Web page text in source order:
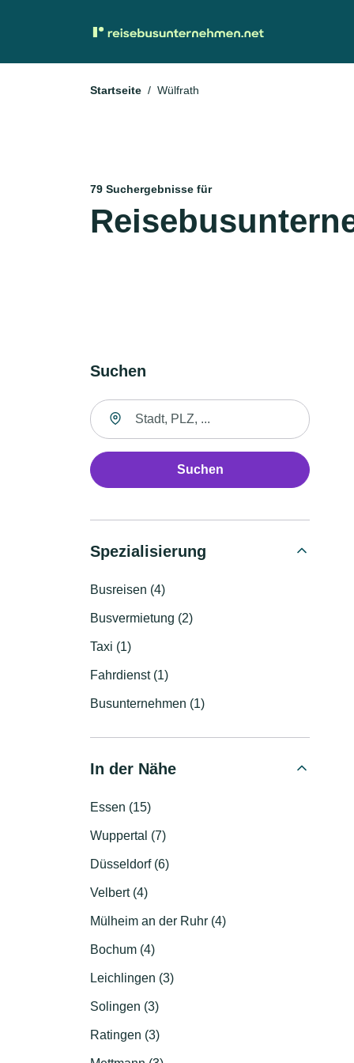
Startseite Wülfrath
79 Suchergebnisse für
Suchen
Suche nach Ort
Suchen
Spezialisierung
Busreisen (4)
Busvermietung (2)
Taxi (1)
Fahrdienst (1)
Busunternehmen (1)
In der Nähe
Essen (15)
Wuppertal (7)
Düsseldorf (6)
Velbert (4)
Mülheim an der Ruhr (4)
Bochum (4)
Leichlingen (3)
Solingen (3)
Ratingen (3)